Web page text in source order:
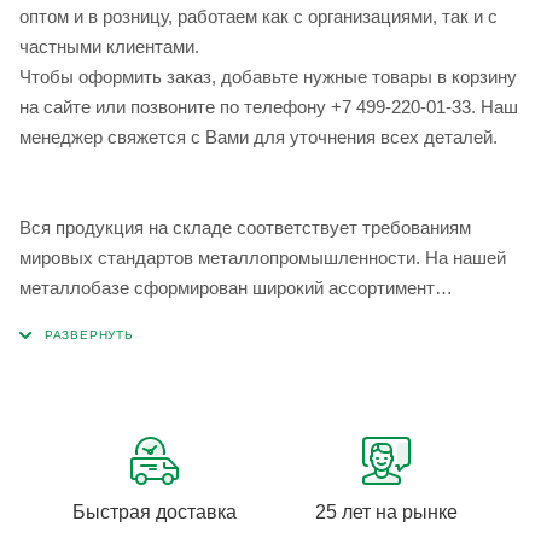
оптом и в розницу, работаем как с организациями, так и с
частными клиентами.
Чтобы оформить заказ, добавьте нужные товары в корзину
на сайте или позвоните по телефону +7 499-220-01-33. Наш
менеджер свяжется с Вами для уточнения всех деталей.
Вся продукция на складе соответствует требованиям
мировых стандартов металлопромышленности. На нашей
металлобазе сформирован широкий ассортимент
Быстрая доставка 25 лет на рынке